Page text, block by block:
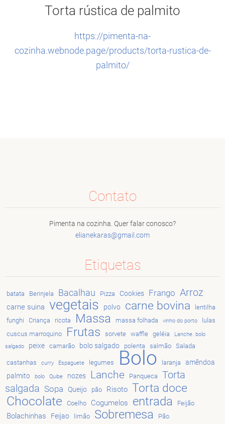
Torta rústica de palmito
https://pimenta-na-
cozinha.webnode.page/products/torta-rustica-de-
palmito/
Contato
Pimenta na cozinha. Quer falar conosco?
elianekaras@gmai l.com
Etiquetas
batata Berinjela Bacalhau Pizza Cookies Frango Arroz
carne suina vegetais polvo carne bovina
lentilha
funghi
Criança ricota Massa massa folhada vinho do porto
lulas
cuscus marroquino
Frutas sorvete waffle geléia
Lanche. bolo
salgado
peixe camarão bolo salgado polenta salmão Salada
castanhas curry Espaguete legumes Bolo laranja
amêndoa
palmito
bolo Quibe nozes Lanche Panqueca
Torta
salgada Sopa Queijo pão Risoto Torta doce
Chocolate Coelho Cogumelos entrada Feijão
Bolachinhas Feijao limão Sobremesa Pão